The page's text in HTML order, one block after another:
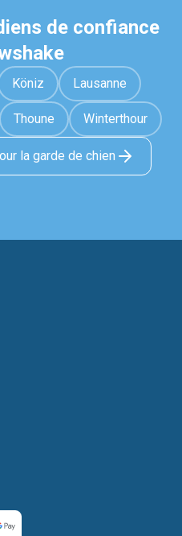
de confiance
Köniz Lausanne
Thoune Winterthour
la garde de chien